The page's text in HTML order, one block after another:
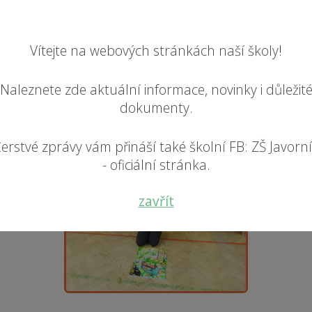
Vítejte na webových stránkách naší školy!
Naleznete zde aktuální informace, novinky i důležité
dokumenty.
zprávy vám přináší také školní FB: ZŠ
- oficiální stránka.
zavřít